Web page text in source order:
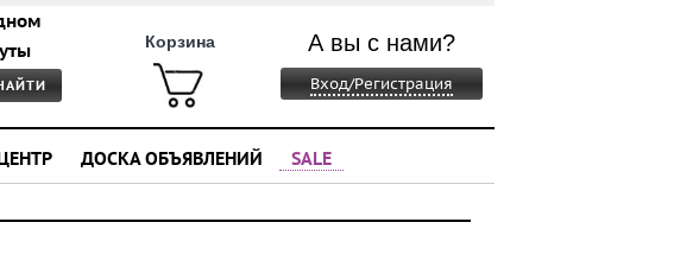
Корзина А вы с нами?
Вход/Регистрация
ДОСКА ОБЪЯВЛЕНИЙ SALE